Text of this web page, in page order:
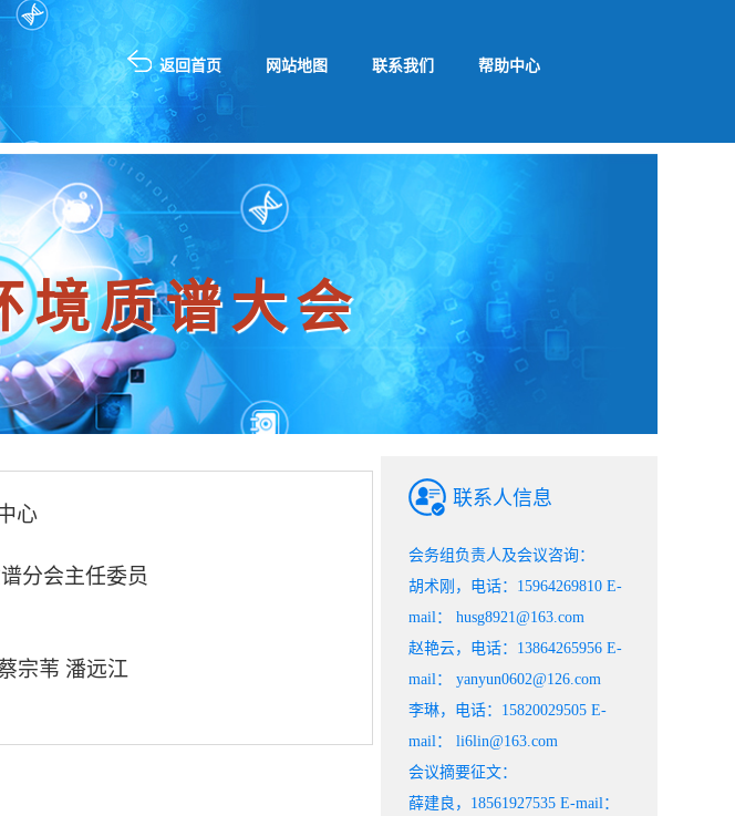
返回首页 网站地图 联系我们 帮助中心
境质谱大会
心
分会主任委员
宗苇 潘远江
联系人信息
会务组负责人及会议咨询：
胡术刚，电话：15964269810 E-
mail： husg8921@163.com
赵艳云，电话：13864265956 E-
mail： yanyun0602@126.com
李琳，电话：15820029505 E-
mail： li6lin@163.com
会议摘要征文：
薛建良，18561927535 E-mail：